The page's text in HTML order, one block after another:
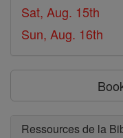
Sat, Aug. 15th
Sun, Aug. 16th
Ressources de la